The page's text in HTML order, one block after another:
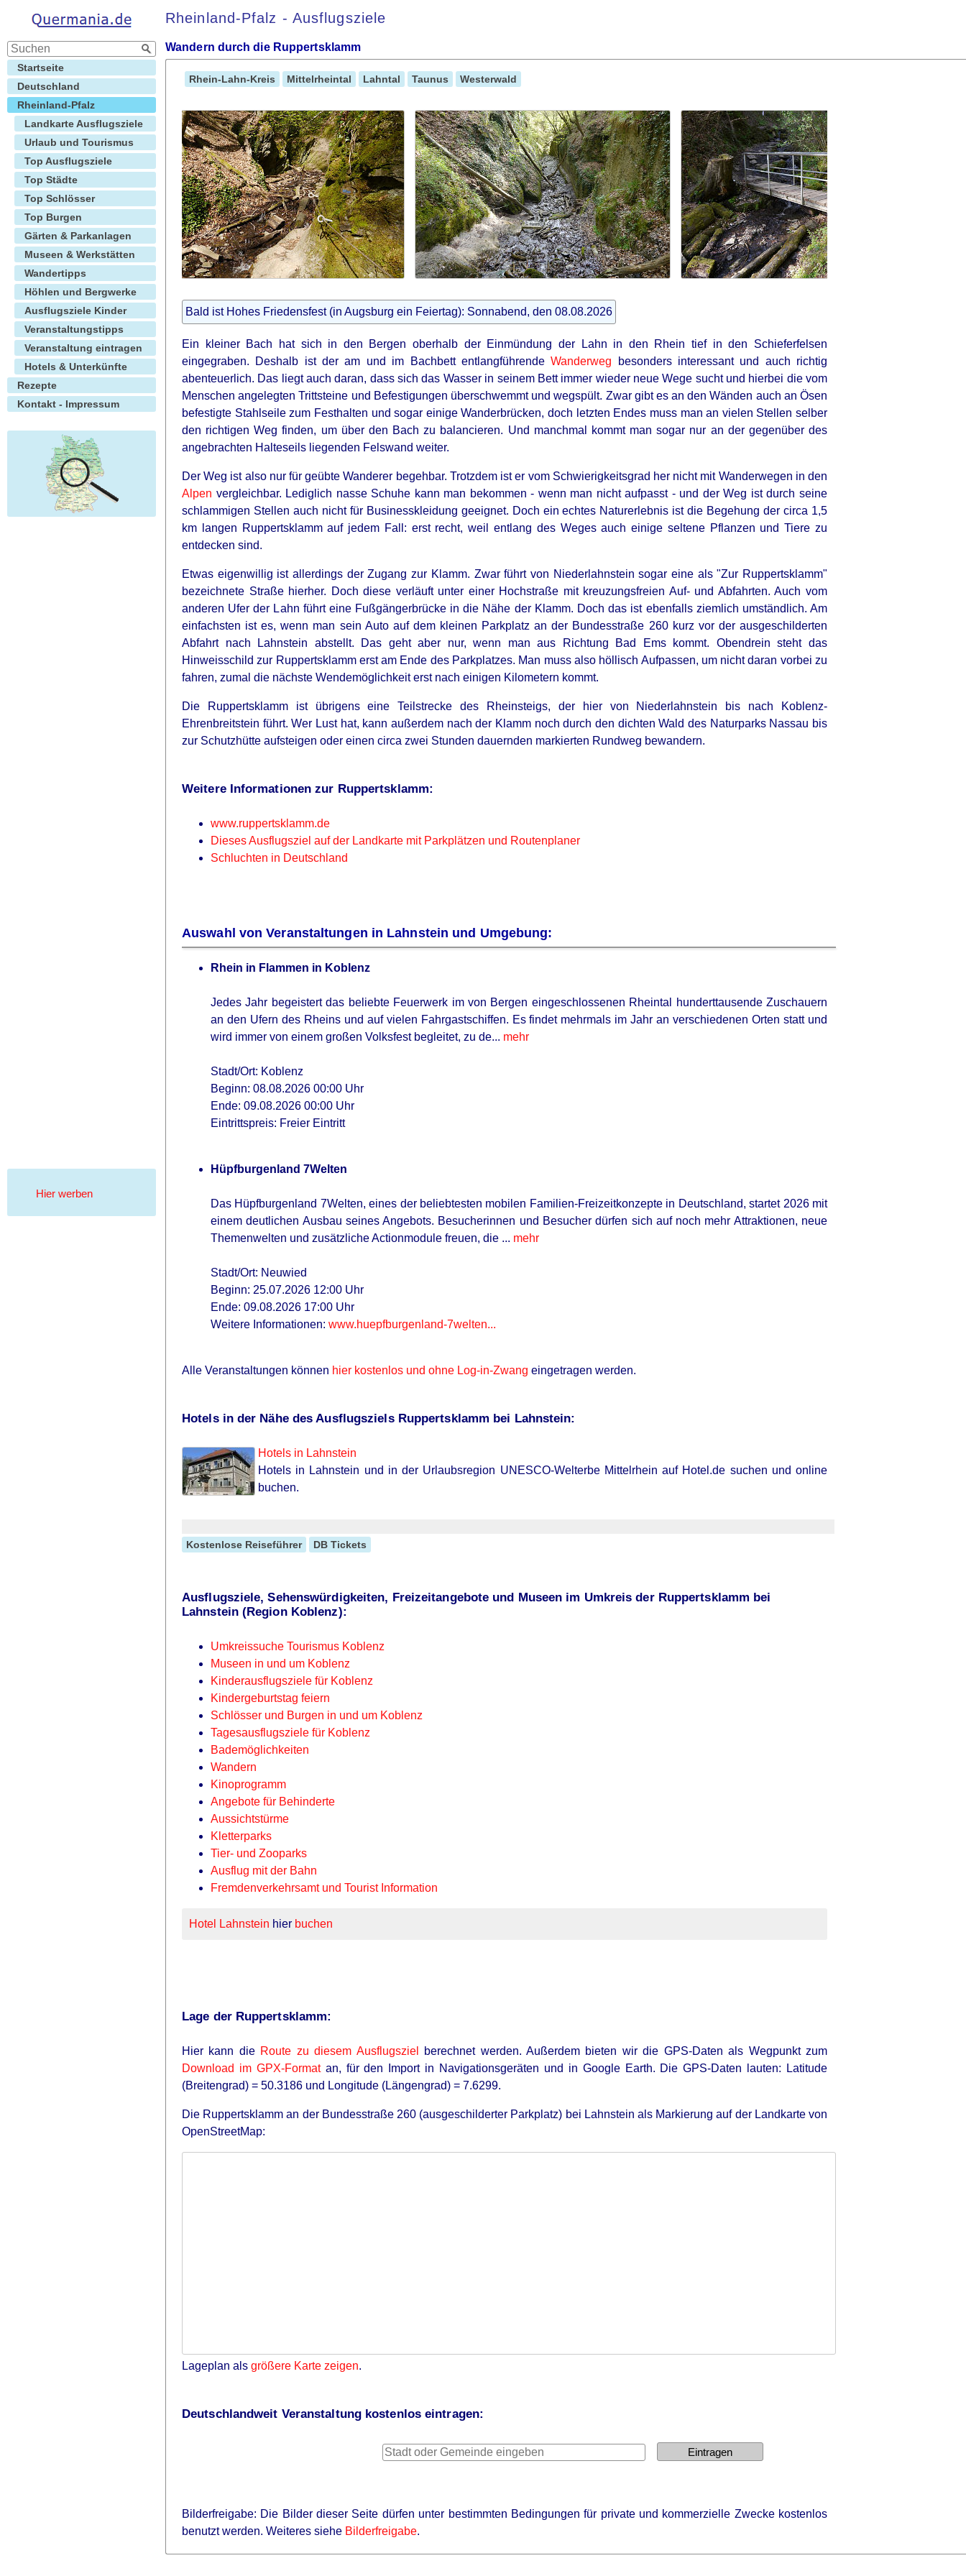
Rheinland-Pfalz - Ausflugsziele
Wandern durch die Ruppertsklamm
Rhein-Lahn-Kreis Mittelrheintal Lahntal Taunus Westerwald
Bald ist Hohes Friedensfest (in Augsburg ein Feiertag): Sonnabend, den 08.08.2026
Ein kleiner Bach hat sich in den Bergen oberhalb der Einmündung der Lahn in den Rhein tief in den Schieferfelsen
eingegraben. Deshalb ist der am und im Bachbett entlangführendeWanderweg besonders interessant und auch richtig
abenteuerlich. Das liegt auch daran, dass sich das Wasser in seinem Bett immer wieder neue Wege sucht und hierbei die vom
Menschen angelegten Trittsteine und Befestigungen überschwemmt und wegspült. Zwar gibt es an den Wänden auch an Ösen
befestigte Stahlseile zum Festhalten und sogar einige Wanderbrücken, doch letzten Endes muss man an vielen Stellen selber
den richtigen Weg finden, um über den Bach zu balancieren. Und manchmal kommt man sogar nur an der gegenüber des
angebrachten Halteseils liegenden Felswand weiter.
Der Weg ist also nur für geübte Wanderer begehbar. Trotzdem ist er vom Schwierigkeitsgrad her nicht mit Wanderwegen in den
Alpen vergleichbar. Lediglich nasse Schuhe kann man bekommen - wenn man nicht aufpasst - und der Weg ist durch seine
schlammigen Stellen auch nicht für Businesskleidung geeignet. Doch ein echtes Naturerlebnis ist die Begehung der circa 1,5
km langen Ruppertsklamm auf jedem Fall: erst recht, weil entlang des Weges auch einige seltene Pflanzen und Tiere zu
entdecken sind.
Etwas eigenwillig ist allerdings der Zugang zur Klamm. Zwar führt von Niederlahnstein sogar eine als "Zur Ruppertsklamm"
bezeichnete Straße hierher. Doch diese verläuft unter einer Hochstraße mit kreuzungsfreien Auf- und Abfahrten. Auch vom
anderen Ufer der Lahn führt eine Fußgängerbrücke in die Nähe der Klamm. Doch das ist ebenfalls ziemlich umständlich. Am
einfachsten ist es, wenn man sein Auto auf dem kleinen Parkplatz an der Bundesstraße 260 kurz vor der ausgeschilderten
Abfahrt nach Lahnstein abstellt. Das geht aber nur, wenn man aus Richtung Bad Ems kommt. Obendrein steht das
Hinweisschild zur Ruppertsklamm erst am Ende des Parkplatzes. Man muss also höllisch Aufpassen, um nicht daran vorbei zu
fahren, zumal die nächste Wendemöglichkeit erst nach einigen Kilometern kommt.
Die Ruppertsklamm ist übrigens eine Teilstrecke des Rheinsteigs, der hier von Niederlahnstein bis nach Koblenz-
Ehrenbreitstein führt. Wer Lust hat, kann außerdem nach der Klamm noch durch den dichten Wald des Naturparks Nassau bis
zur Schutzhütte aufsteigen oder einen circa zwei Stunden dauernden markierten Rundweg bewandern.
Weitere Informationen zur Ruppertsklamm:
www.ruppertsklamm.de
Dieses Ausflugsziel auf der Landkarte mit Parkplätzen und Routenplaner
Schluchten in Deutschland
Auswahl von Veranstaltungen in Lahnstein und Umgebung:
Rhein in Flammen in Koblenz
Jedes Jahr begeistert das beliebte Feuerwerk im von Bergen eingeschlossenen Rheintal hunderttausende Zuschauern
an den Ufern des Rheins und auf vielen Fahrgastschiffen. Es findet mehrmals im Jahr an verschiedenen Orten statt und
wird immer von einem großen Volksfest begleitet, zu de... mehr
Stadt/Ort: Koblenz
Beginn: 08.08.2026 00:00 Uhr
Ende: 09.08.2026 00:00 Uhr
Eintrittspreis: Freier Eintritt
Hüpfburgenland 7Welten
Das Hüpfburgenland 7Welten, eines der beliebtesten mobilen Familien-Freizeitkonzepte in Deutschland, startet 2026 mit
einem deutlichen Ausbau seines Angebots. Besucherinnen und Besucher dürfen sich auf noch mehr Attraktionen, neue
Themenwelten und zusätzliche Actionmodule freuen, die ... mehr
Stadt/Ort: Neuwied
Beginn: 25.07.2026 12:00 Uhr
Ende: 09.08.2026 17:00 Uhr
Weitere Informationen: www.huepfburgenland-7welten...
Alle Veranstaltungen können hier kostenlos und ohne Log-in-Zwang eingetragen werden.
Hotels in der Nähe des Ausflugsziels Ruppertsklamm bei Lahnstein:
Hotels in Lahnstein
Hotels in Lahnstein und in der Urlaubsregion UNESCO-Welterbe Mittelrhein auf Hotel.de suchen und online
buchen.
Kostenlose Reiseführer DB Tickets
Ausflugsziele, Sehenswürdigkeiten, Freizeitangebote und Museen im Umkreis der Ruppertsklamm bei
Lahnstein (Region Koblenz):
Umkreissuche Tourismus Koblenz
Museen in und um Koblenz
Kinderausflugsziele für Koblenz
Kindergeburtstag feiern
Schlösser und Burgen in und um Koblenz
Tagesausflugsziele für Koblenz
Bademöglichkeiten
Wandern
Kinoprogramm
Angebote für Behinderte
Aussichtstürme
Kletterparks
Tier- und Zooparks
Ausflug mit der Bahn
Fremdenverkehrsamt und Tourist Information
Hotel Lahnstein hier buchen
Lage der Ruppertsklamm:
Hier kann die Route zu diesem Ausflugsziel berechnet werden. Außerdem bieten wir die GPS-Daten als Wegpunkt zum
Download im GPX-Formatan, für den Import in Navigationsgeräten und in Google Earth. Die GPS-Daten lauten: Latitude
(Breitengrad) = 50.3186 und Longitude (Längengrad) = 7.6299.
Die Ruppertsklamm an der Bundesstraße 260 (ausgeschilderter Parkplatz) bei Lahnstein als Markierung auf der Landkarte von
OpenStreetMap:
Lageplan als größere Karte zeigen.
Deutschlandweit Veranstaltung kostenlos eintragen:
Bilderfreigabe: Die Bilder dieser Seite dürfen unter bestimmten Bedingungen für private und kommerzielle Zwecke kostenlos
benutzt werden. Weiteres siehe Bilderfreigabe.
Hier werben
Startseite
Deutschland
Rheinland-Pfalz
Landkarte Ausflugsziele
Urlaub und Tourismus
Top Ausflugsziele
Top Städte
Top Schlösser
Top Burgen
Gärten & Parkanlagen
Museen & Werkstätten
Wandertipps
Höhlen und Bergwerke
Ausflugsziele Kinder
Veranstaltungstipps
Veranstaltung eintragen
Hotels & Unterkünfte
Rezepte
Kontakt - Impressum